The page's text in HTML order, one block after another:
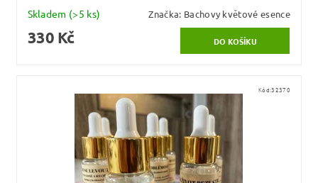
Skladem (>5 ks) Značka: Bachovy květové esence
330 Kč
Kód:32370